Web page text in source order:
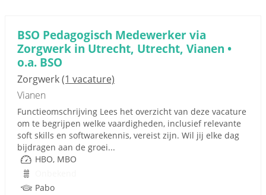
BSO Pedagogisch Medewerker via
Zorgwerk in Utrecht, Utrecht, Vianen •
o.a. BSO
Zorgwerk(1 vacature)
Vianen
Functieomschrijving Lees het overzicht van deze vacature
om te begrijpen welke vaardigheden, inclusief relevante
soft skills en softwarekennis, vereist zijn. Wil jij elke dag
bijdragen aan de groei...
HBO, MBO
Pabo